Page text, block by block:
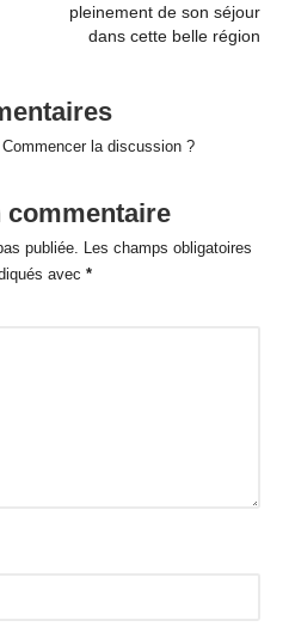
pleinement de son séjour
dans cette belle région
la discussion ?
commentaire
publiée.
Les champs obligatoires
avec *